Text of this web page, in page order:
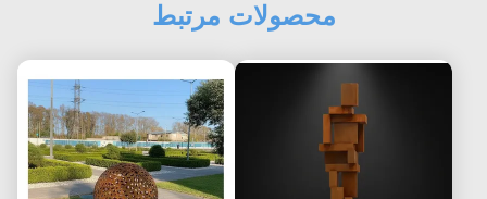
محصولات مرتبط